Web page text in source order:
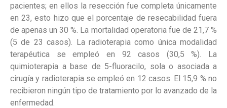
pacientes; en ellos la resección fue completa únicamente
en 23, esto hizo que el porcentaje de resecabilidad fuera
de apenas un 30 %. La mortalidad operatoria fue de 21,7 %
(5 de 23 casos). La radioterapia como única modalidad
terapéutica se empleó en 92 casos (30,5 %). La
quimioterapia a base de 5-fluoracilo, sola o asociada a
cirugía y radioterapia se empleó en 12 casos. El 15,9 % no
recibieron ningún tipo de tratamiento por lo avanzado de la
enfermedad.